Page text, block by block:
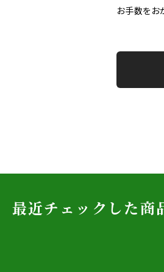
お手数をお
最近チェックした商